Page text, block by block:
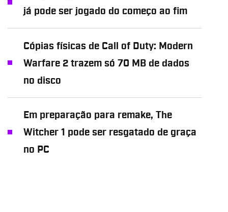
já pode ser jogado do começo ao fim
Cópias físicas de Call of Duty: Modern
Warfare 2 trazem só 70 MB de dados
no disco
Em preparação para remake, The
Witcher 1 pode ser resgatado de graça
no PC